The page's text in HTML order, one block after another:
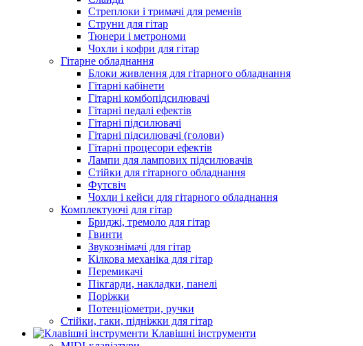
Стреплоки і тримачі для ременів
Струни для гітар
Тюнери і метрономи
Чохли і кофри для гітар
Гітарне обладнання
Блоки живлення для гітарного обладнання
Гітарні кабінети
Гітарні комбопідсилювачі
Гітарні педалі ефектів
Гітарні підсилювачі
Гітарні підсилювачі (голови)
Гітарні процесори ефектів
Лампи для лампових підсилювачів
Стійки для гітарного обладнання
Футсвіч
Чохли і кейси для гітарного обладнання
Комплектуючі для гітар
Бриджі, тремоло для гітар
Гвинти
Звукознімачі для гітар
Кілкова механіка для гітар
Перемикачі
Пікгарди, накладки, панелі
Поріжки
Потенціометри, ручки
Стійки, гаки, підніжки для гітар
Клавішні інструменти